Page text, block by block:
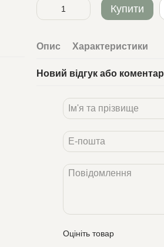
Купити
Опис Характеристики
Новий відгук або коментар
Оцініть товар